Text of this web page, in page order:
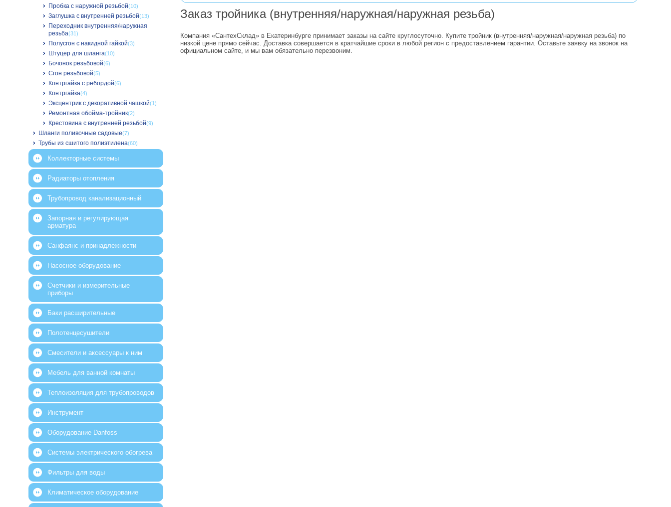
Заказ тройника (внутренняя/наружная/наружная резьба)
Компания «СантехСклад» в Екатеринбурге принимает заказы на сайте круглосуточно. Купите тройник (внутренняя/наружная/наружная резьба) по
низкой цене прямо сейчас. Доставка совершается в кратчайшие сроки в любой регион с предоставлением гарантии. Оставьте заявку на звонок на
официальном сайте, и мы вам обязательно перезвоним.
Пробка с наружной резьбой(10)
Заглушка с внутренней резьбой(13)
Переходник внутренняя/наружная
резьба(31)
Полусгон с накидной гайкой(3)
Штуцер для шланга(10)
Бочонок резьбовой(6)
Сгон резьбовой(5)
Контргайка с ребордой(6)
Контргайка(4)
Эксцентрик с декоративной чашкой(1)
Ремонтная обойма-тройник(2)
Крестовина с внутренней резьбой(9)
Шланги поливочные садовые(7)
Трубы из сшитого полиэтилена(60)
Коллекторные системы
Радиаторы отопления
Трубопровод канализационный
Запорная и регулирующая
арматура
Санфаянс и принадлежности
Насосное оборудование
Счетчики и измерительные
приборы
Баки расширительные
Полотенцесушители
Смесители и аксессуары к ним
Мебель для ванной комнаты
Теплоизоляция для трубопроводов
Инструмент
Оборудование Danfoss
Системы электрического обогрева
Фильтры для воды
Климатическое оборудование